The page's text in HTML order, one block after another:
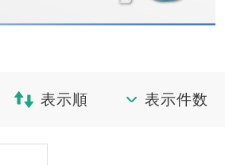
表示順 表示件数